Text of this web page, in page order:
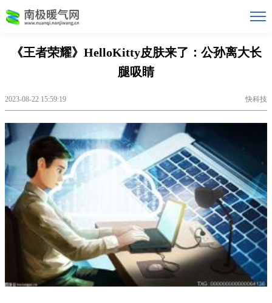
《王者荣耀》HelloKitty皮肤来了：公孙离大长
腿吸睛
2023-08-22 15:59:19 快科技